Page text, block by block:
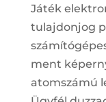
Játék
tulajdonjog
ment
atomszámú